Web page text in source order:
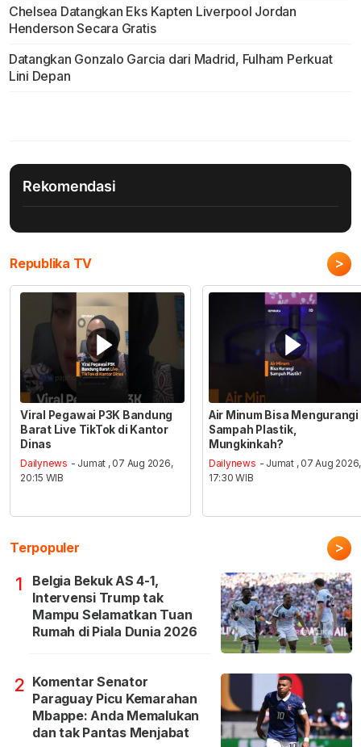
Chelsea Datangkan Eks Kapten Liverpool Jordan
Henderson Secara Gratis
Datangkan Gonzalo Garcia dari Madrid, Fulham Perkuat
Lini Depan
Rekomendasi
Republika TV >
Viral Pegawai P3K Bandung
Barat Live TikTok di Kantor
Dinas
Dailynews - Jumat , 07 Aug 2026,
20:15 WIB
Air Minum Bisa Mengurangi
Sampah Plastik,
Mungkinkah?
Dailynews - Jumat , 07 Aug 2026,
17:30 WIB
Terpopuler >
1
Belgia Bekuk AS 4-1,
Intervensi Trump tak
Mampu Selamatkan Tuan
Rumah di Piala Dunia 2026
2 Komentar Senator
Paraguay Picu Kemarahan
Mbappe: Anda Memalukan
dan tak Pantas Menjabat